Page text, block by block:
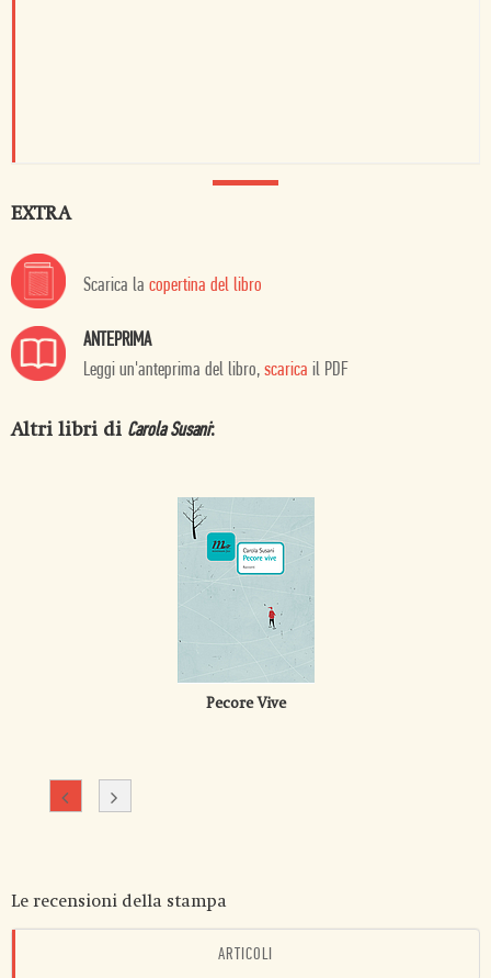
EXTRA
Scarica la copertina del libro
ANTEPRIMA
Leggi un'anteprima del libro, scarica il PDF
Altri libri di Carola Susani:
Pecore Vive
Le recensioni della stampa
ARTICOLI